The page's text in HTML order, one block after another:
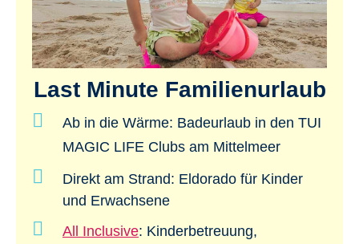
Last Minute Familienurlaub
Ab in die Wärme: Badeurlaub in den TUI
MAGIC LIFE Clubs am Mittelmeer
Direkt am Strand: Eldorado für Kinder
und Erwachsene
All Inclusive: Kinderbetreuung,